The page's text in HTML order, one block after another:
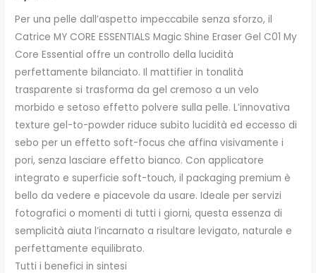
Per una pelle dall’aspetto impeccabile senza sforzo, il
Catrice MY CORE ESSENTIALS Magic Shine Eraser Gel C01 My
Core Essential offre un controllo della lucidità
perfettamente bilanciato. Il mattifier in tonalità
trasparente si trasforma da gel cremoso a un velo
morbido e setoso effetto polvere sulla pelle. L’innovativa
texture gel-to-powder riduce subito lucidità ed eccesso di
sebo per un effetto soft-focus che affina visivamente i
pori, senza lasciare effetto bianco. Con applicatore
integrato e superficie soft-touch, il packaging premium è
bello da vedere e piacevole da usare. Ideale per servizi
fotografici o momenti di tutti i giorni, questa essenza di
semplicità aiuta l’incarnato a risultare levigato, naturale e
perfettamente equilibrato.
Tutti i benefici in sintesi